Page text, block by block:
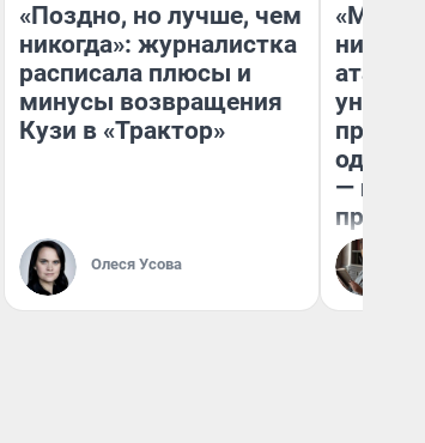
«Поздно, но лучше, чем
никогда»: журналистка
расписала плюсы и
минусы возвращения
Кузи в «Трактор»
Олеся Усова
атаки
—